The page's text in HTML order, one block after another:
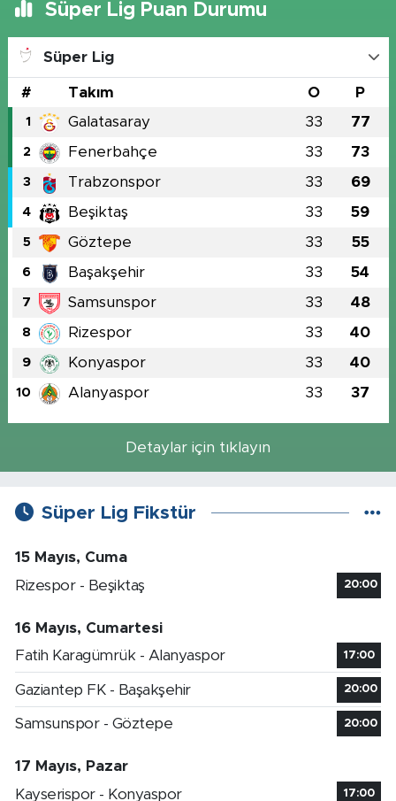
Süper Lig Puan Durumu
Süper Lig
# Takım O P
1 Galatasaray 33 77
2 Fenerbahçe 33 73
3 Trabzonspor 33 69
4 Beşiktaş 33 59
5 Göztepe 33 55
6 Başakşehir 33 54
7 Samsunspor 33 48
8 Rizespor 33 40
9 Konyaspor 33 40
10 Alanyaspor 33 37
Detaylar için tıklayın
Süper Lig Fikstür
15 Mayıs, Cuma
Rizespor - Beşiktaş
20:00
16 Mayıs, Cumartesi
Fatih Karagümrük - Alanyaspor
17:00
Gaziantep FK - Başakşehir 20:00
Samsunspor - Göztepe 20:00
17 Mayıs, Pazar
Kayserispor - Konyaspor
17:00